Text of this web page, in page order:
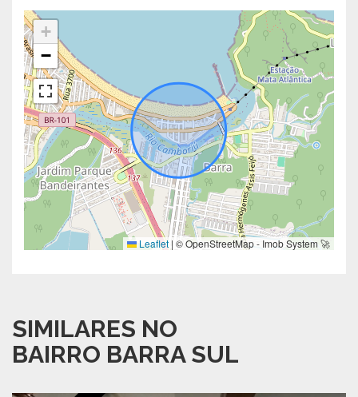
+
−
Leaflet | © OpenStreetMap - Imob System 🚀
SIMILARES NO
BAIRRO BARRA SUL